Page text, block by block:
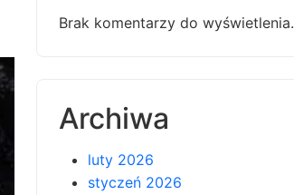
Brak komentarzy do wyświetlenia.
Archiwa
luty 2026
styczeń 2026